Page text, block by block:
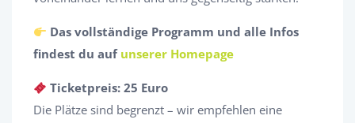
Das vollständige Programm und alle Infos
findest du auf unserer Homepage
Ticketpreis: 25 Euro
Die Plätze sind begrenzt – wir empfehlen eine